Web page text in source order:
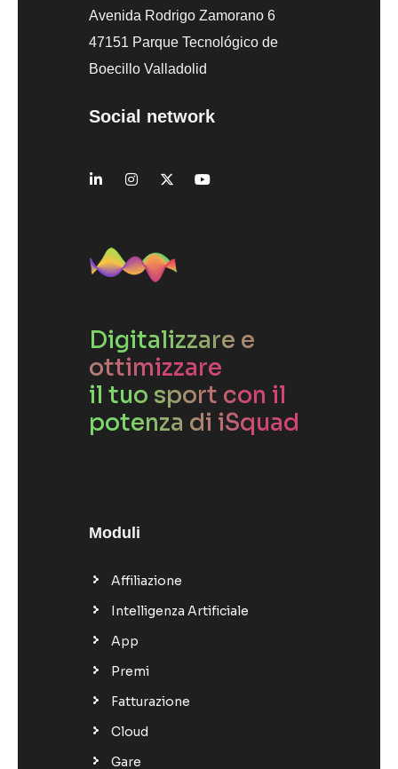
Avenida Rodrigo Zamorano 6
47151 Parque Tecnológico de
Boecillo Valladolid
Social network
Digitalizzare e
ottimizzare
il tuo sport con il
potenza di iSquad
Moduli
Affiliazione
Intelligenza Artificiale
App
Premi
Fatturazione
Cloud
Gare